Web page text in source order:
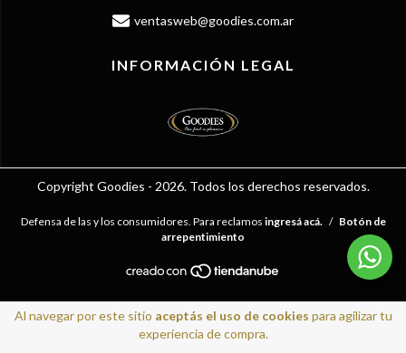
Al navegar por este sitio aceptás el uso de cookies para agilizar tu
experiencia de compra.
ventasweb@goodies.com.ar
INFORMACIÓN LEGAL
Copyright Goodies - 2026. Todos los derechos reservados.
Defensa de las y los consumidores. Para reclamos ingresá acá. / Botón de
arrepentimiento